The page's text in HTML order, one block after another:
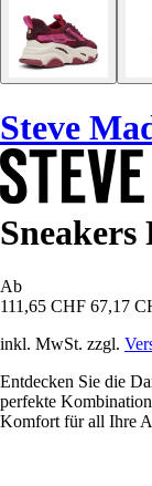
Steve
Sneakers
Ab
111,65 CHF 67,17
inkl. MwSt. zzgl.
Entdecken Sie die
perfekte
Komfort für all Ihre